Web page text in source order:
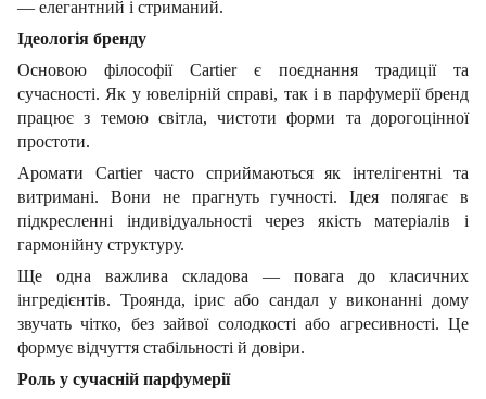
— елегантний і стриманий.
Ідеологія бренду
Основою філософії Cartier є поєднання традиції та
сучасності. Як у ювелірній справі, так і в парфумерії бренд
працює з темою світла, чистоти форми та дорогоцінної
простоти.
Аромати Cartier часто сприймаються як інтелігентні та
витримані. Вони не прагнуть гучності. Ідея полягає в
підкресленні індивідуальності через якість матеріалів і
гармонійну структуру.
Ще одна важлива складова — повага до класичних
інгредієнтів. Троянда, ірис або сандал у виконанні дому
звучать чітко, без зайвої солодкості або агресивності. Це
формує відчуття стабільності й довіри.
Роль у сучасній парфумерії